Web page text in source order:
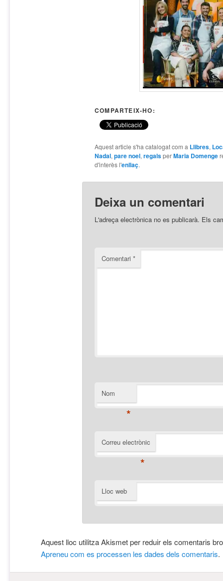
COMPARTEIX-HO:
Aquest article s'ha catalogat com a Llibres,
Nadal, pare noel, regalsperMaria Domenge
d'interès l'enllaç.
Deixa un comentari
L'adreça electrònica no es publicarà. Els
Comentari *
Nom
*
Correu electrònic
*
Lloc web
Aquest lloc utilitza Akismet per reduir els comentaris
Apreneu com es processen les dades dels comentaris.